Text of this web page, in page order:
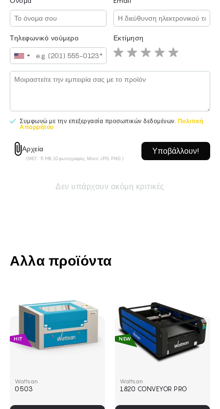
Τηλεφωνικό νούμερο Εκτίμηση
Συμφωνώ με την επεξεργασία προσωπικών δεδομένων. Πολιτική
Απορρήτου
Αρχεία
(ΜΕΓ.: 5 MB, 10 φωτογραφίες. Μόνο: JPG, PNG.)
Δεν υπάρχουν ακόμη κριτικές
Ονομα Email
Αρχεία
Αλλα προϊόντα
POPULAR
HIT
Μηχάνημα Χαρακτικής Laser 60W co2 WATTSAN 0503
Wattsan
0503
NEW
NEW
Κοπτικό λέιζερ για ύφασμα
Wattsan
1820 CONVEYOR PRO